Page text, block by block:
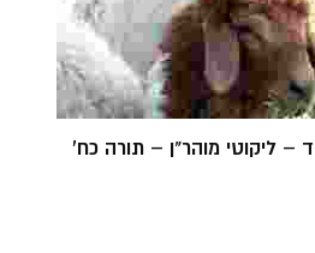
– ליקוטי מוהר"ן – תורה כח'